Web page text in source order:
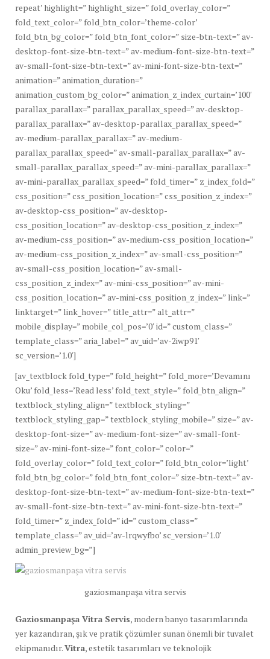
repeat’ highlight=” highlight_size=” fold_overlay_color=”
fold_text_color=” fold_btn_color=’theme-color’
fold_btn_bg_color=” fold_btn_font_color=” size-btn-text=” av-
desktop-font-size-btn-text=” av-medium-font-size-btn-text=”
av-small-font-size-btn-text=” av-mini-font-size-btn-text=”
animation=” animation_duration=”
animation_custom_bg_color=” animation_z_index_curtain=’100′
parallax_parallax=” parallax_parallax_speed=” av-desktop-
parallax_parallax=” av-desktop-parallax_parallax_speed=”
av-medium-parallax_parallax=” av-medium-
parallax_parallax_speed=” av-small-parallax_parallax=” av-
small-parallax_parallax_speed=” av-mini-parallax_parallax=”
av-mini-parallax_parallax_speed=” fold_timer=” z_index_fold=”
css_position=” css_position_location=” css_position_z_index=”
av-desktop-css_position=” av-desktop-
css_position_location=” av-desktop-css_position_z_index=”
av-medium-css_position=” av-medium-css_position_location=”
av-medium-css_position_z_index=” av-small-css_position=”
av-small-css_position_location=” av-small-
css_position_z_index=” av-mini-css_position=” av-mini-
css_position_location=” av-mini-css_position_z_index=” link=”
linktarget=” link_hover=” title_attr=” alt_attr=”
mobile_display=” mobile_col_pos=’0′ id=” custom_class=”
template_class=” aria_label=” av_uid=’av-2iwp91′
sc_version=’1.0′]
[av_textblock fold_type=” fold_height=” fold_more=’Devamını
Oku’ fold_less=’Read less’ fold_text_style=” fold_btn_align=”
textblock_styling_align=” textblock_styling=”
textblock_styling_gap=” textblock_styling_mobile=” size=” av-
desktop-font-size=” av-medium-font-size=” av-small-font-
size=” av-mini-font-size=” font_color=” color=”
fold_overlay_color=” fold_text_color=” fold_btn_color=’light’
fold_btn_bg_color=” fold_btn_font_color=” size-btn-text=” av-
desktop-font-size-btn-text=” av-medium-font-size-btn-text=”
av-small-font-size-btn-text=” av-mini-font-size-btn-text=”
fold_timer=” z_index_fold=” id=” custom_class=”
template_class=” av_uid=’av-lrqwyfbo’ sc_version=’1.0′
admin_preview_bg=”]
gaziosmanpaşa vitra servis
Gaziosmanpaşa Vitra Servis, modern banyo tasarımlarında
yer kazandıran, şık ve pratik çözümler sunan önemli bir tuvalet
ekipmanıdır.Vitra, estetik tasarımları ve teknolojik